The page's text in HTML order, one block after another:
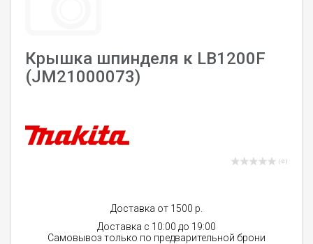
Крышка шпинделя к LB1200F
(JM21000073)
( 0 )
Доставка от 1500 р.
Доставка с 10:00 до 19:00
Самовывоз только по предварительной брони